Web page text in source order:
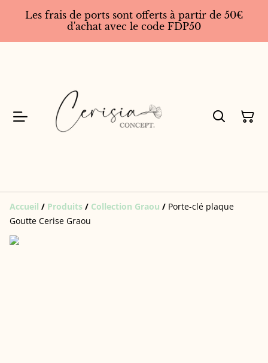
Les frais de ports sont offerts à partir de 50€
d'achat avec le code FDP50
Accueil / Produits / Collection Graou / Porte-clé plaque
Goutte Cerise Graou